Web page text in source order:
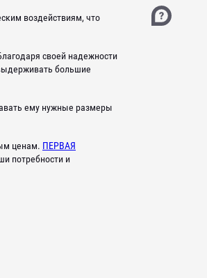
воздействиям, что
своей надежности
большие
ему нужные размеры
ценам. ПЕРВАЯ
потребности и